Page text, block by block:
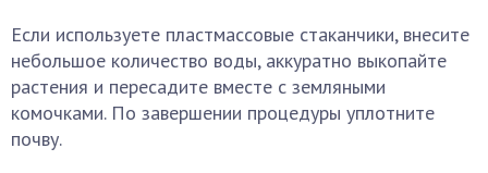
Если используете пластмассовые стаканчики, внесите
небольшое количество воды, аккуратно выкопайте
растения и пересадите вместе с земляными
комочками. По завершении процедуры уплотните
почву.